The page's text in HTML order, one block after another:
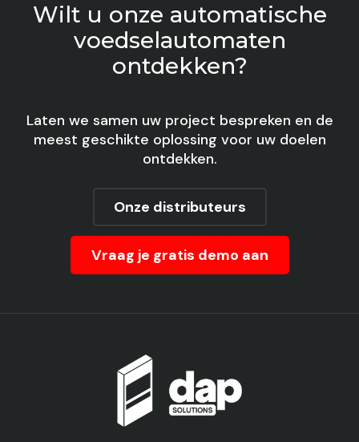
Wilt u onze automatische
voedselautomaten
ontdekken?
Laten we samen uw project bespreken en de
meest geschikte oplossing voor uw doelen
ontdekken.
Onze distributeurs
Vraag je gratis demo aan